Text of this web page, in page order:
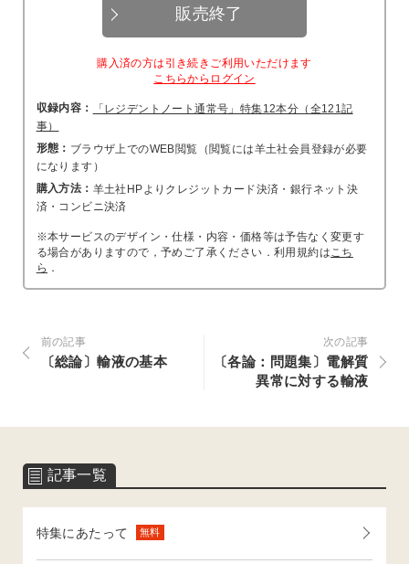
記事一覧
特集にあたって 無料
販売終了
購入済の方は引き続きご利用いただけます
こちらからログイン
収録内容：
「レジデントノート通常号」特集12本分（全121記
事）
形態： ブラウザ上でのWEB閲覧（閲覧には羊土社会員登録が必要
になります）
購入方法： 羊土社HPよりクレジットカード決済・銀行ネット決
済・コンビニ決済
※本サービスのデザイン・仕様・内容・価格等は予告なく変更す
る場合がありますので，予めご了承ください．利用規約は こち
ら ．
前の記事
〔総論〕輸液の基本
次の記事
〔各論：問題集〕電解質
異常に対する輸液